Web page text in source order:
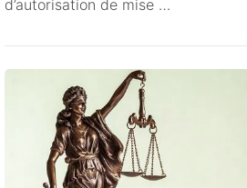
d’autorisation de mise …